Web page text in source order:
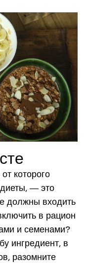
которого
диеты, — это
должны входить
в рацион
и семенами?
ингредиент, в
разомните